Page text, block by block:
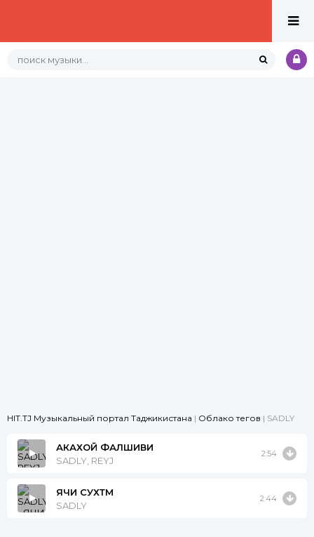
HIT.TJ Музыкальный портал Таджикистана | Облако тегов | SADLY
АКАХОЙ ФАЛШИВИ
SADLY, REYJ
2:54
ЯЧИ СУХТМ
SADLY
2:44